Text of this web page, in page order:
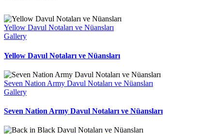
Yellow Davul Notaları ve Nüansları
Gallery
Yellow Davul Notaları ve Nüansları
Seven Nation Army Davul Notaları ve Nüansları
Gallery
Seven Nation Army Davul Notaları ve Nüansları